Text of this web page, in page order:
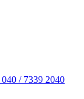
040 / 7339 2040